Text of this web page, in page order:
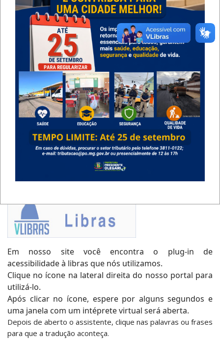
O que é oVLIBRAS?
Resultado de uma parceria entre o Ministério do
Planejamento, Desenvolvimento e Gestão (MP), por meio
da Secretaria de Tecnologia da Informação (STI) e a
Universidade Federal da Paraíba (UFPB), a Suíte VLibras
consiste em um conjunto de ferramentas computacionais de
código aberto, responsável por traduzir conteúdos digitais
(texto, áudio e vídeo) para a Língua Brasileira de Sinais -
LIBRAS, tornando computadores, dispositivos móveis e
plataformas Web acessíveis para pessoas surdas.
Clique na imagem logo abaixo para baixar o plugin ou
Em nosso site você encontra o plug-in de
acessibilidade à libras que nós utilizamos.
Clique no ícone na lateral direita do nosso portal para
utilizá-lo.
Após clicar no ícone, espere por alguns segundos e
uma janela com um intéprete virtual será aberta.
Depois de aberto o assistente, clique nas palavras ou frases
para que a tradução aconteça.